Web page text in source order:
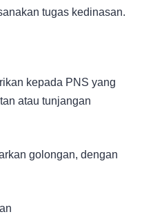
tugas kedinasan.
kepada PNS yang
atau tunjangan
golongan, dengan